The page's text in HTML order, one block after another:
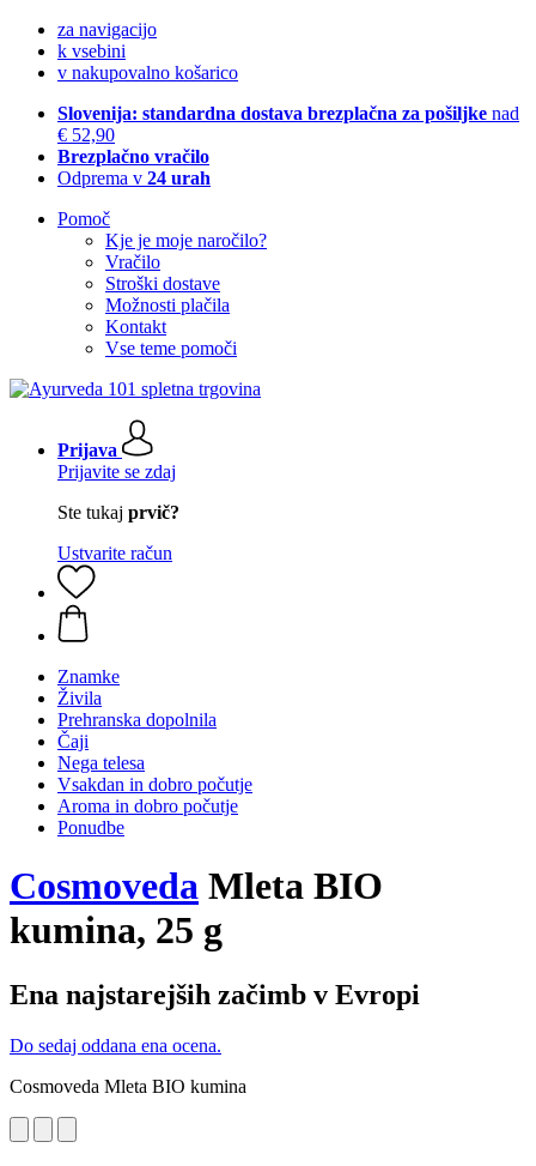
za navigacijo
k vsebini
v nakupovalno košarico
Slovenija: standardna dostava brezplačna za pošiljke nad
€ 52,90
Brezplačno vračilo
Odprema v 24 urah
Pomoč
Kje je moje naročilo?
Vračilo
Stroški dostave
Možnosti plačila
Kontakt
Vse teme pomoči
Prijava
Prijavite se zdaj
Ste tukaj prvič?
Ustvarite račun
Znamke
Živila
Prehranska dopolnila
Čaji
Nega telesa
Vsakdan in dobro počutje
Aroma in dobro počutje
Ponudbe
Cosmoveda Mleta BIO
kumina, 25 g
Ena najstarejših začimb v Evropi
Do sedaj oddana ena ocena.
Cosmoveda Mleta BIO kumina